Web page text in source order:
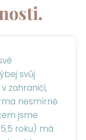
svůj
zahraničí,
nesmírně
jsme
roku) má